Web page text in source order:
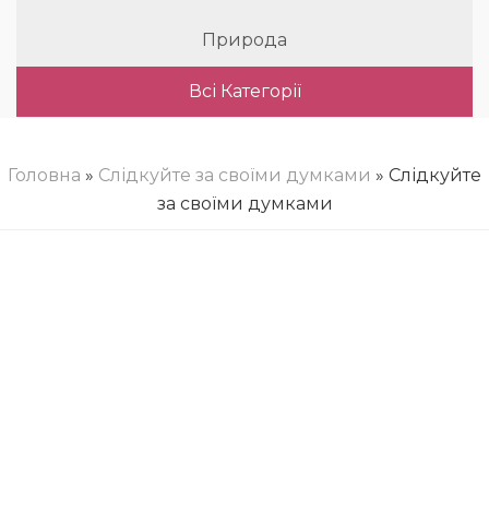
Природа
Всі Категорії
Головна » Слідкуйте за своїми думками » Слідкуйте
за своїми думками